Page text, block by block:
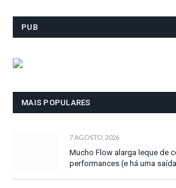
PUB
MAIS POPULARES
7 AGOSTO, 2026
Mucho Flow alarga leque de
performances (e há uma